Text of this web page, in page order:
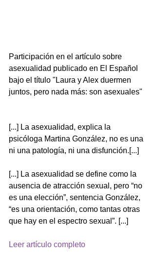
Participación en el artículo sobre
asexualidad publicado en El Español
bajo el título "Laura y Alex duermen
juntos, pero nada más: son asexuales"
[...] La asexualidad, explica la
psicóloga Martina González, no es una
ni una patología, ni una disfunción.[...]
[...] La asexualidad se define como la
ausencia de atracción sexual, pero “no
es una elección”, sentencia González,
“es una orientación, como tantas otras
que hay en el espectro sexual”. [...]
Leer artículo completo